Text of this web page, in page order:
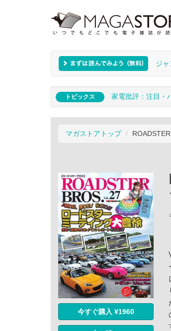
ジ
トピックス 家電批評：注目・
マガストアトップ
今すぐ購入 ¥1960